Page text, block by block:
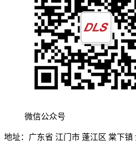
微信公众号
地址：广东省 江门市 蓬江区 棠下镇